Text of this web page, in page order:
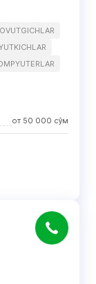
от 50 000 сўм